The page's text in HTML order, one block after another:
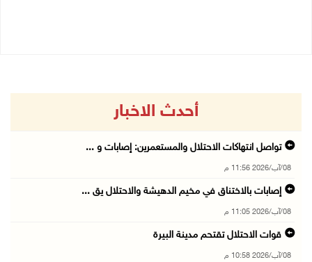
أحدث الاخبار
تواصل انتهاكات الاحتلال والمستعمرين: إصابات و ...
08/آب/2026 11:56 م
إصابات بالاختناق في مخيم الدهيشة والاحتلال يق ...
08/آب/2026 11:05 م
قوات الاحتلال تقتحم مدينة البيرة
08/آب/2026 10:58 م